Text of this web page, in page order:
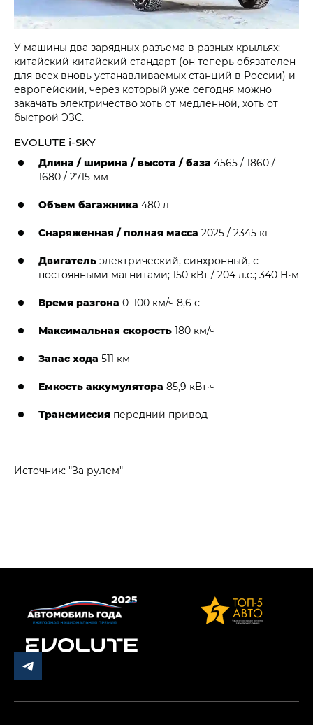
У машины два зарядных разъема в разных крыльях:
китайский китайский стандарт (он теперь обязателен
для всех вновь устанавливаемых станций в России) и
европейский, через который уже сегодня можно
закачать электричество хоть от медленной, хоть от
быстрой ЭЗС.
EVOLUTE i‑SKY
Длина / ширина / высота / база 4565 / 1860 /
1680 / 2715 мм
Объем багажника 480 л
Снаряженная / полная масса 2025 / 2345 кг
Двигатель электрический, синхронный, с
постоянными магнитами; 150 кВт / 204 л.с.; 340 Н·м
Время разгона 0–100 км/ч 8,6 с
Максимальная скорость 180 км/ч
Запас хода 511 км
Емкость аккумулятора 85,9 кВт·ч
Трансмиссия передний привод
Источник: "За рулем"